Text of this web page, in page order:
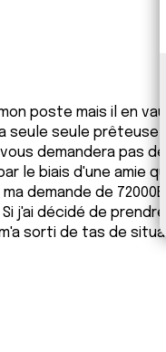
poste mais il en
seule prêteuse
demandera pas
le biais d'une amie
demande de
j'ai décidé de
sorti de tas de